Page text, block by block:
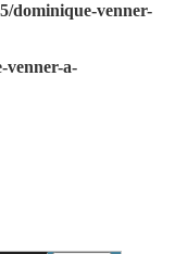
dominique-venner-
venner-a-